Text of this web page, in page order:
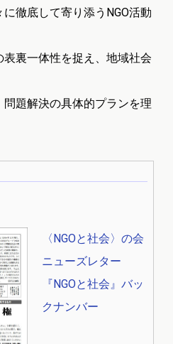
徹底して寄り添うNGO活動
裏一体性を捉え、地域社会
題解決の具体的プランを理
〈NGOと社会〉の会
ニューズレター
『NGOと社会』バッ
クナンバー